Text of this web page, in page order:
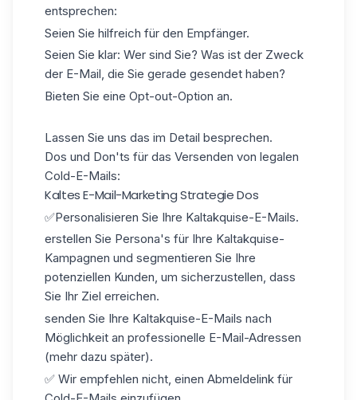
entsprechen:
Seien Sie hilfreich für den Empfänger.
Seien Sie klar: Wer sind Sie? Was ist der Zweck
der E-Mail, die Sie gerade gesendet haben?
Bieten Sie eine Opt-out-Option an.
Lassen Sie uns das im Detail besprechen.
Dos und Don'ts für das Versenden von legalen
Cold-E-Mails:
Kaltes E-Mail-Marketing Strategie Dos
✅Personalisieren Sie Ihre Kaltakquise-E-Mails.
erstellen Sie Persona's für Ihre Kaltakquise-
Kampagnen und segmentieren Sie Ihre
potenziellen Kunden, um sicherzustellen, dass
Sie Ihr Ziel erreichen.
senden Sie Ihre Kaltakquise-E-Mails nach
Möglichkeit an professionelle E-Mail-Adressen
(mehr dazu später).
✅ Wir empfehlen nicht, einen Abmeldelink für